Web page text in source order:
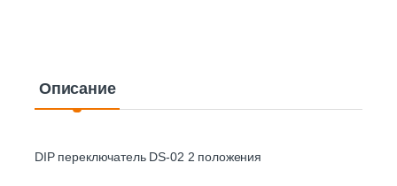
Описание
DIP переключатель DS-02 2 положения